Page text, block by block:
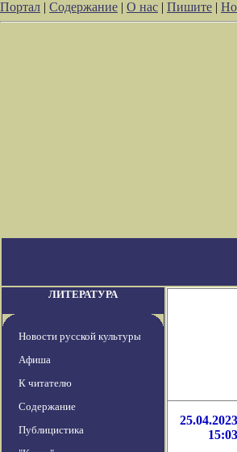
Портал | Содержание | О нас | Пишите |
ЛИТЕРАТУРА
Новости русской культуры
Афиша
К читателю
Содержание
Публицистика
25.04.2023
15:03